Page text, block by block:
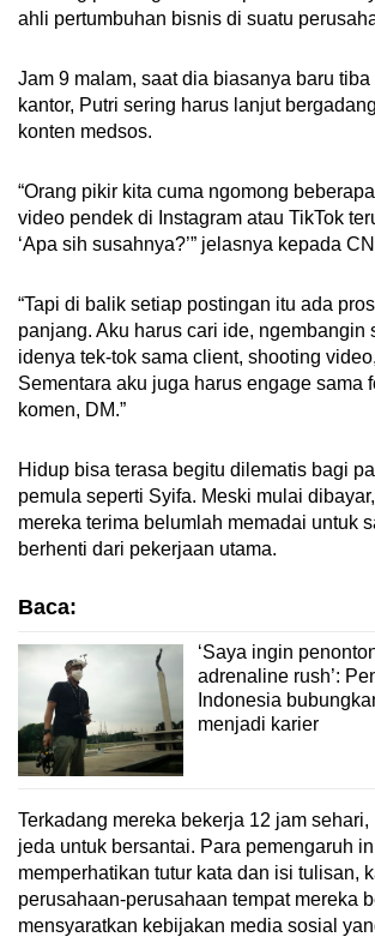
Spot as many words as you can
ahli pertumbuhan bisnis di suatu
Jam 9 malam, saat dia biasanya baru tiba
kantor, Putri sering harus lanjut
konten medsos.
“Orang pikir kita cuma ngomong
video pendek di Instagram atau TikTok
‘Apa sih susahnya?’” jelasnya kepada
“Tapi di balik setiap postingan itu ada
panjang. Aku harus cari ide, ngembangin
idenya tek-tok sama client, shooting
Sementara aku juga harus engage
komen, DM.”
Hidup bisa terasa begitu dilematis bagi
pemula seperti Syifa. Meski mulai
mereka terima belumlah memadai untuk
berhenti dari pekerjaan utama.
Baca:
‘Saya ingin
adrenaline rush’:
Indonesia
menjadi karier
Terkadang mereka bekerja 12 jam sehari,
jeda untuk bersantai. Para pemengaruh
memperhatikan tutur kata dan isi tulisan,
perusahaan-perusahaan tempat mereka
mensyaratkan kebijakan media sosial